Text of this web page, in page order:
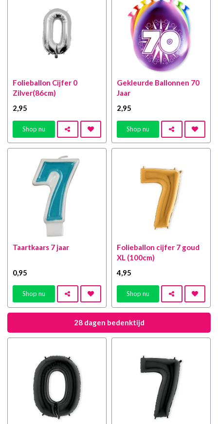
Folieballon Cijfer 0
Zilver(86cm)
2 ,95
Shop nu
Gekleurde Ballonnen 70
Jaar
2 ,95
Shop nu
Taartkaars 7 jaar
0 ,95
Shop nu
Folieballon cijfer 7 goud
XL (100cm)
4 ,95
Shop nu
28 dagen bedenktijd